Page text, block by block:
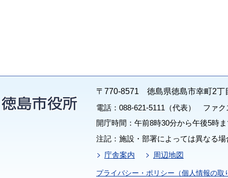
〒770-8571 徳島県徳島市幸町2丁
電話：088-621-5111（代表） ファク
開庁時間：午前8時30分から午後5時
注記：施設・部署によっては異なる
庁舎案内
周辺地図
プライバシー・ポリシー（個人情報の取